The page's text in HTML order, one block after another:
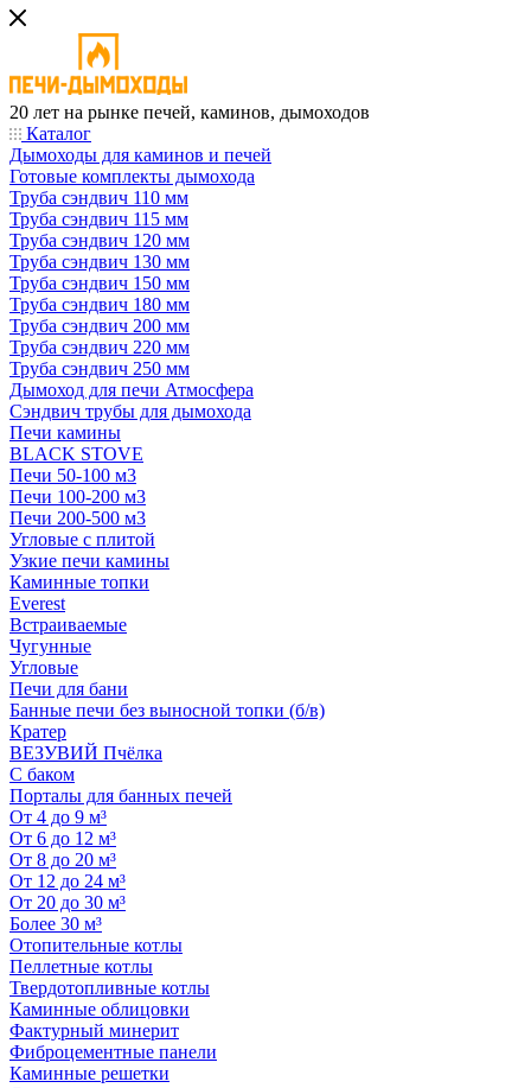
20 лет на рынке печей, каминов, дымоходов
Каталог
Дымоходы для каминов и печей
Готовые комплекты дымохода
Труба сэндвич 110 мм
Труба сэндвич 115 мм
Труба сэндвич 120 мм
Труба сэндвич 130 мм
Труба сэндвич 150 мм
Труба сэндвич 180 мм
Труба сэндвич 200 мм
Труба сэндвич 220 мм
Труба сэндвич 250 мм
Дымоход для печи Атмосфера
Сэндвич трубы для дымохода
Печи камины
BLACK STOVE
Печи 50-100 м3
Печи 100-200 м3
Печи 200-500 м3
Угловые с плитой
Узкие печи камины
Каминные топки
Everest
Встраиваемые
Чугунные
Угловые
Печи для бани
Банные печи без выносной топки (б/в)
Кратер
ВЕЗУВИЙ Пчёлка
С баком
Порталы для банных печей
От 4 до 9 м³
От 6 до 12 м³
От 8 до 20 м³
От 12 до 24 м³
От 20 до 30 м³
Более 30 м³
Отопительные котлы
Пеллетные котлы
Твердотопливные котлы
Каминные облицовки
Фактурный минерит
Фиброцементные панели
Каминные решетки